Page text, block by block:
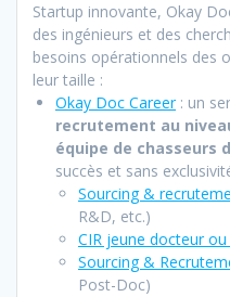
Startup innovante, Okay
des ingénieurs et des
besoins opérationnels des
leur taille :
Okay Doc Career: un
recrutement au
équipe de chasseurs
succès et sans
Sourcing &
R&D, etc.)
CIR jeune docteur ou
Sourcing &
Post-Doc)